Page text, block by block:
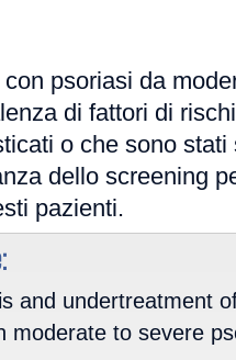
psoriasi da
di fattori di
o che sono stati
dello screening
pazienti.
and undertreatment
moderate to severe